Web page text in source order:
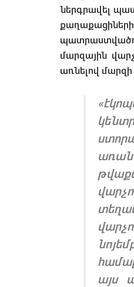
ներգրավել
մարզային
առնելով
«
այս